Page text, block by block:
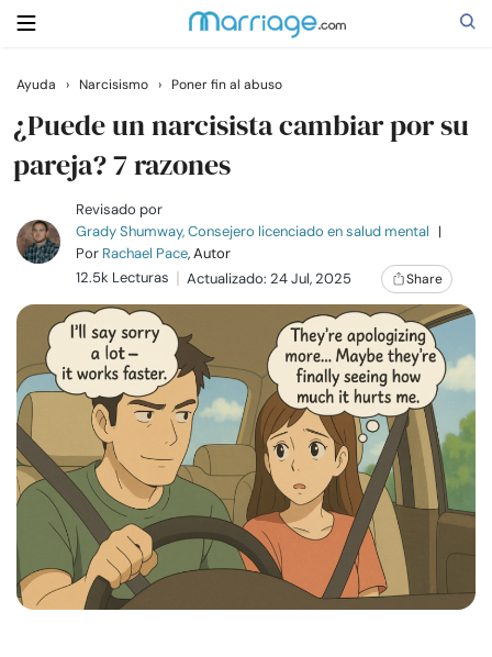
Buscar
Casarse
Relaciones
Familia
Ayuda
Cursos
Recursos
Comunidad
Ayuda › Narcisismo › Poner fin al abuso
¿Puede un narcisista cambiar por su
pareja? 7 razones
Revisado por
Grady Shumway, Consejero licenciado en salud mental |
Por Rachael Pace, Autor
12.5k Lecturas
Actualizado: 24 Jul, 2025 Share